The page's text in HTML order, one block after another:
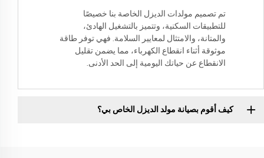
تم تصميم مولدات الديزل الخاصة بنا خصيصًا
للتطبيقات السكنية، وتتميز بالتشغيل الهادئ،
والمتانة، والامتثال لمعايير السلامة. فهي توفر طاقة
موثوقة أثناء انقطاع الكهرباء، مما يضمن تقليل
الانقطاع عن حياتك اليومية إلى الحد الأدنى.
كيف أقوم بصيانة مولد الديزل الخاص بي؟